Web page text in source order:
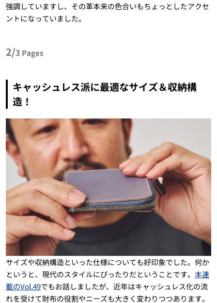
強調していますし、その革本来の色合いもちょっとしたアクセ
ントになっていました。
2/3 Pages
キャッシュレス派に最適なサイズ＆収納構
造！
サイズや収納構造といった仕様についても好印象でした。何か
というと、現代のスタイルにぴったりだということです。 本連
載のVol.49でもお話しましたが、近年はキャッシュレス化の流
れを受けて財布の役割やニーズも大きく変わりつつあります。